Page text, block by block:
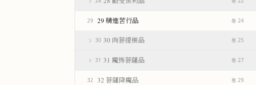
29 29 精進苦行品 卷 24
30 30 向菩提樹品 卷 25
31 31 魔怖菩薩品 卷 27
32 32 菩薩降魔品 卷 29